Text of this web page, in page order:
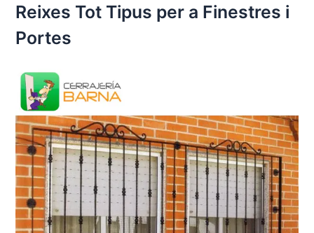
Reixes Tot Tipus per a Finestres i
Portes